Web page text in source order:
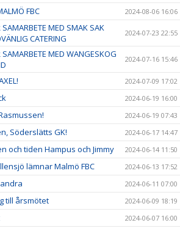
FBC 2024-08-06 16:06
MED SMAK SAK
CATERING
2024-07-23 22:55
MED WANGESKOG
2024-07-16 15:46
2024-07-09 17:02
2024-06-19 16:00
2024-06-19 07:43
Söderslätts GK! 2024-06-17 14:47
och tiden Hampus och Jimmy 2024-06-14 11:50
lämnar Malmö FBC 2024-06-13 17:52
2024-06-11 07:00
till årsmötet 2024-06-09 18:19
2024-06-07 16:00